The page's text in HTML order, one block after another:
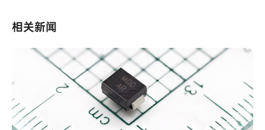
相关新闻